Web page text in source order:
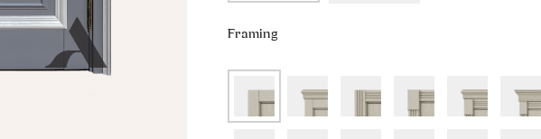
Framing